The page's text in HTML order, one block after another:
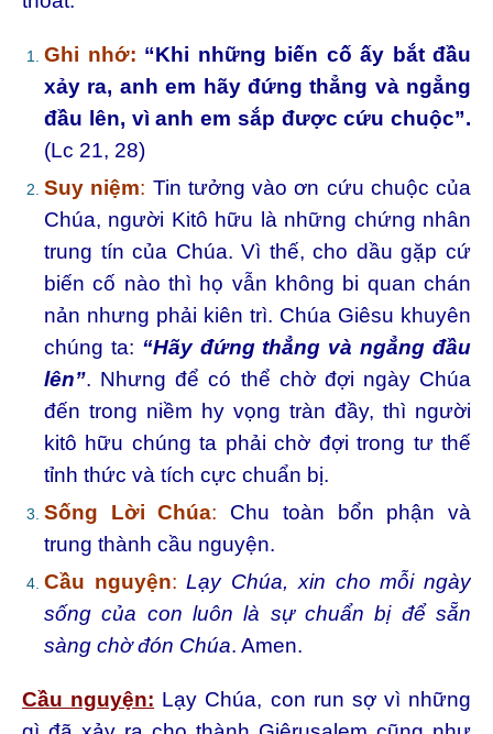
Ghi nhớ: “Khi những biến cố ấy bắt đầu
xảy ra, anh em hãy đứng thẳng và ngẳng
đầu lên, vì anh em sắp được cứu chuộc”.
(Lc 21, 28)
Suy niệm: Tin tưởng vào ơn cứu chuộc của
Chúa, người Kitô hữu là những chứng nhân
trung tín của Chúa. Vì thế, cho dầu gặp cứ
biến cố nào thì họ vẫn không bi quan chán
nản nhưng phải kiên trì. Chúa Giêsu khuyên
chúng ta: “Hãy đứng thẳng và ngẳng đầu
lên”. Nhưng để có thể chờ đợi ngày Chúa
đến trong niềm hy vọng tràn đầy, thì người
kitô hữu chúng ta phải chờ đợi trong tư thế
tỉnh thức và tích cực chuẩn bị.
Sống Lời Chúa: Chu toàn bổn phận và
trung thành cầu nguyện.
Cầu nguyện: Lạy Chúa, xin cho mỗi ngày
sống của con luôn là sự chuẩn bị để sẵn
sàng chờ đón Chúa. Amen.
Cầu nguyện: Lạy Chúa, con run sợ vì những